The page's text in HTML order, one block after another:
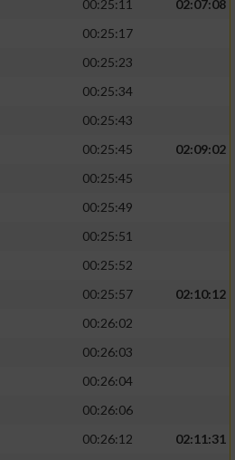
00:25:11
02:07:08
00:25:17
00:25:23
00:25:34
00:25:43
00:25:45
02:09:02
00:25:45
00:25:49
00:25:51
00:25:52
00:25:57
02:10:12
00:26:02
00:26:03
00:26:04
00:26:06
00:26:12
02:11:31